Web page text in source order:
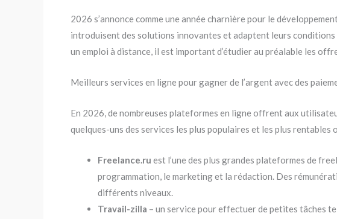
2026 s’annonce comme une année charnière pour le
introduisent des solutions innovantes et adaptent leurs
un emploi à distance, il est important d’étudier au préalable les
Meilleurs services en ligne pour gagner de l’argent avec des
En 2026, de nombreuses plateformes en ligne offrent aux
quelques-uns des services les plus populaires et les plus
Freelance.ru est l’une des plus grandes plateformes de
programmation, le marketing et la rédaction. Des
différents niveaux.
Travail-zilla – un service pour effectuer de petites tâches